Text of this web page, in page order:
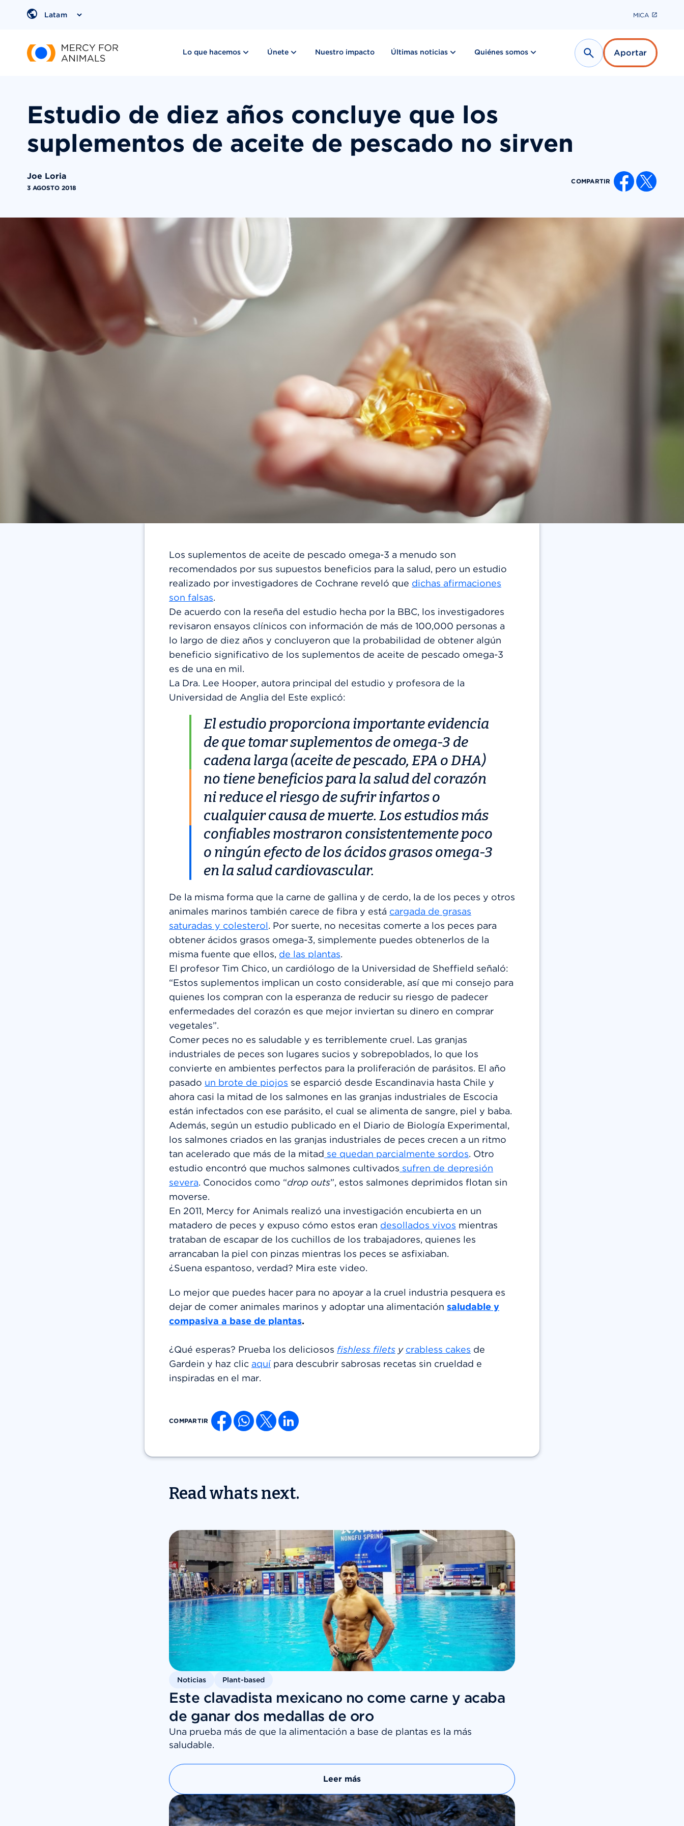
Region MICA
Lo que hacemos Únete Nuestro impacto Últimas noticias Quiénes somos SearchAportar
Estudio de diez años concluye que los
suplementos de aceite de pescado no sirven
Joe Loria
3 AGOSTO 2018
COMPARTIR
Los suplementos de aceite de pescado omega-3 a menudo son
recomendados por sus supuestos beneficios para la salud, pero un estudio
realizado por investigadores de Cochrane reveló que dichas afirmaciones
son falsas.
De acuerdo con la reseña del estudio hecha por la BBC, los investigadores
revisaron ensayos clínicos con información de más de 100,000 personas a
lo largo de diez años y concluyeron que la probabilidad de obtener algún
beneficio significativo de los suplementos de aceite de pescado omega-3
es de una en mil.
La Dra. Lee Hooper, autora principal del estudio y profesora de la
Universidad de Anglia del Este explicó:
El estudio proporciona importante evidencia
de que tomar suplementos de omega-3 de
cadena larga (aceite de pescado, EPA o DHA)
no tiene beneficios para la salud del corazón
ni reduce el riesgo de sufrir infartos o
cualquier causa de muerte. Los estudios más
confiables mostraron consistentemente poco
o ningún efecto de los ácidos grasos omega-3
en la salud cardiovascular.
De la misma forma que la carne de gallina y de cerdo, la de los peces y otros
animales marinos también carece de fibra y está cargada de grasas
saturadas y colesterol. Por suerte, no necesitas comerte a los peces para
obtener ácidos grasos omega-3, simplemente puedes obtenerlos de la
misma fuente que ellos, de las plantas.
El profesor Tim Chico, un cardiólogo de la Universidad de Sheffield señaló:
“Estos suplementos implican un costo considerable, así que mi consejo para
quienes los compran con la esperanza de reducir su riesgo de padecer
enfermedades del corazón es que mejor inviertan su dinero en comprar
vegetales”.
Comer peces no es saludable y es terriblemente cruel. Las granjas
industriales de peces son lugares sucios y sobrepoblados, lo que los
convierte en ambientes perfectos para la proliferación de parásitos. El año
pasado un brote de piojos se esparció desde Escandinavia hasta Chile y
ahora casi la mitad de los salmones en las granjas industriales de Escocia
están infectados con ese parásito, el cual se alimenta de sangre, piel y baba.
Además, según un estudio publicado en el Diario de Biología Experimental,
los salmones criados en las granjas industriales de peces crecen a un ritmo
tan acelerado que más de la mitad se quedan parcialmente sordos. Otro
estudio encontró que muchos salmones cultivados sufren de depresión
severa. Conocidos como “drop outs”, estos salmones deprimidos flotan sin
moverse.
En 2011, Mercy for Animals realizó una investigación encubierta en un
matadero de peces y expuso cómo estos eran desollados vivos mientras
trataban de escapar de los cuchillos de los trabajadores, quienes les
arrancaban la piel con pinzas mientras los peces se asfixiaban.
¿Suena espantoso, verdad? Mira este video.
Lo mejor que puedes hacer para no apoyar a la cruel industria pesquera es
dejar de comer animales marinos y adoptar una alimentación saludable y
compasiva a base de plantas.
¿Qué esperas? Prueba los deliciosos fishless filets y crabless cakes de
Gardein y haz clic aquí para descubrir sabrosas recetas sin crueldad e
inspiradas en el mar.
COMPARTIR
Read whats next.
Noticias Plant-based
Este clavadista mexicano no come carne y acaba
de ganar dos medallas de oro
Una prueba más de que la alimentación a base de plantas es la más
saludable.
Leer más